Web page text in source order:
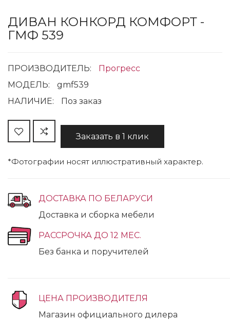
ДИВАН КОНКОРД КОМФОРТ -
ГМФ 539
ПРОИЗВОДИТЕЛЬ:
Прогресс
МОДЕЛЬ:
gmf539
НАЛИЧИЕ:
Поз заказ
Заказать в 1 клик
*Фотографии носят иллюстративный характер.
ДОСТАВКА ПО БЕЛАРУСИ
Доставка и сборка мебели
РАССРОЧКА ДО 12 МЕС.
Без банка и поручителей
ЦЕНА ПРОИЗВОДИТЕЛЯ
Магазин официального дилера